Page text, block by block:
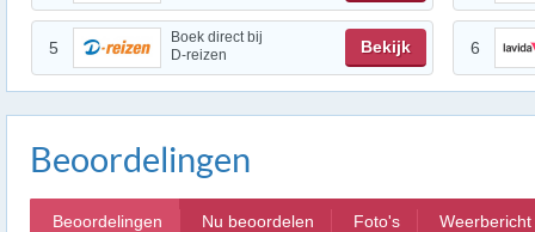
5
Boek direct bij
D-reizen
Bekijk 6
Beoordelingen
Beoordelingen Nu beoordelen Foto's Weerbericht